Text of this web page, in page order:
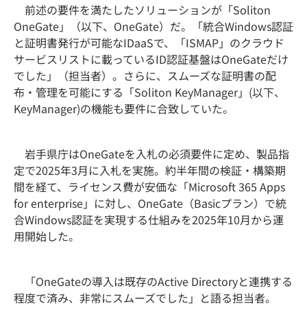
前述の要件を満たしたソリューションが「Soliton
OneGate」（以下、OneGate）だ。「統合Windows認証
と証明書発行が可能なIDaaSで、「ISMAP」のクラウド
サービスリストに載っているID認証基盤はOneGateだけ
でした」（担当者）。さらに、スムーズな証明書の配
布・管理を可能にする「Soliton KeyManager」(以下、
KeyManager)の機能も要件に合致していた。
岩手県庁はOneGateを入札の必須要件に定め、製品指
定で2025年3月に入札を実施。約半年間の検証・構築期
間を経て、ライセンス費が安価な「Microsoft 365 Apps
for enterprise」に対し、OneGate（Basicプラン）で統
合Windows認証を実現する仕組みを2025年10月から運
用開始した。
「OneGateの導入は既存のActive Directoryと連携する
程度で済み、非常にスムーズでした」と語る担当者。